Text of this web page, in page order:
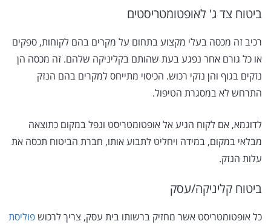
ביטוח צד ג' לאופטומטריסטים
רכיב זה מכסה בעלי מקצוע בתחום על מקרים בהם לקוחות, ספקים
או כל גורם אחר נפגע בעת שהותם בקליניקה שלהם. זה מכסה הן
נזקים בגוף והן נזקי רכוש. הכיסוי מתייחס למקרים בהם הנזק
התרחש לא במסגרת הטיפול.
לדוגמא, אם לקוח הגיע אל אופטומטריסט ונפל במקום כתוצאה
מבלאי במקום, במידה ויחליט לתבוע אותו, חברת הביטוח תכסה את
עלות הנזק.
ביטוח קליניקה/עסק
כל אופטומטריסט אשר מחזיק ברשותו בית עסק, צריך לרכושפוליסת